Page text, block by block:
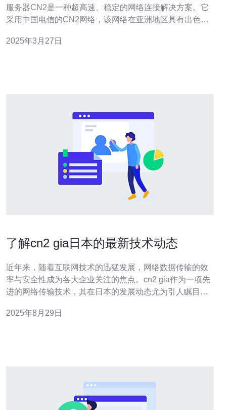
服务器CN2是一种超高速、稳定的网络连接解决方案。它
采用中国电信的CN2网络，该网络在亚洲地区具有出色的
2025年3月27日
了解cn2 gia日本的最新技术动态
近年来，随着互联网技术的迅猛发展，网络数据传输的效
率与安全性成为各大企业关注的焦点。cn2 gia作为一项先
进的网络传输技术，其在日本的发展动态尤为引人瞩目。
行深入探讨。 cn2 gia是什么？ cn2 gia（China Next
2025年8月29日